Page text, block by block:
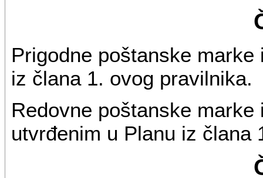
Prigodne poštanske
iz člana 1. ovog pravilnika.
Redovne poštanske
utvrđenim u Planu iz člana